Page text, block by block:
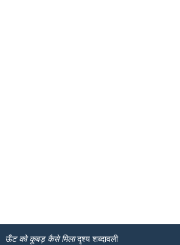
ऊँट को कूबड़ कैसे मिलादृश्य शब्दावली